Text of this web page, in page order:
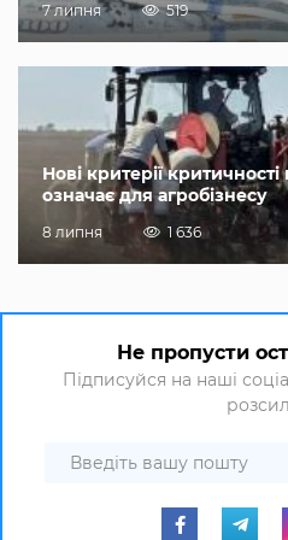
7 липня 519
Нові критерії
означає для агробізнесу
8 липня 1 636
Не пропусти
Підписуйся на наші